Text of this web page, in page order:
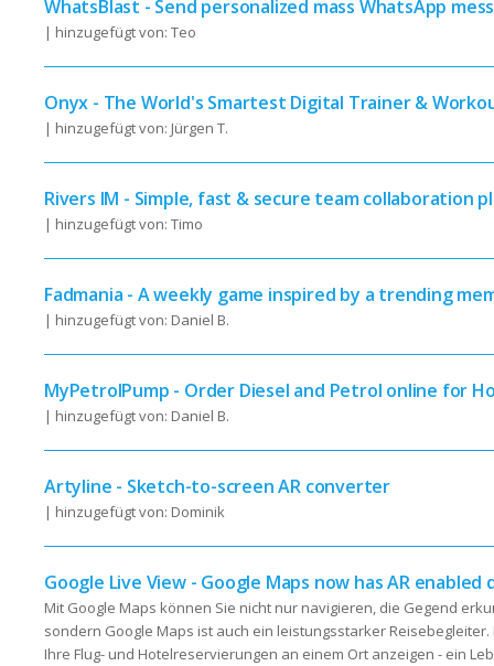
WhatsBlast - Send personalized mass WhatsApp
| hinzugefügt von: Teo
Onyx - The World's Smartest Digital Trainer &
| hinzugefügt von: Jürgen T.
Rivers IM - Simple, fast & secure team collaboration
| hinzugefügt von: Timo
Fadmania - A weekly game inspired by a trending
| hinzugefügt von: Daniel B.
MyPetrolPump - Order Diesel and Petrol online for
| hinzugefügt von: Daniel B.
Artyline - Sketch-to-screen AR converter
| hinzugefügt von: Dominik
Google Live View - Google Maps now has AR enabled
Mit Google Maps können Sie nicht nur navigieren, die Gegend
sondern Google Maps ist auch ein leistungsstarker
Ihre Flug- und Hotelreservierungen an einem Ort anzeigen - ein